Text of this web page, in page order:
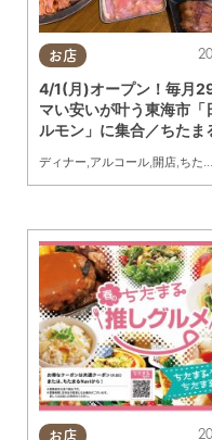
知多市,半田市
お店
4/1(月)オープン！毎月
マい安いが叶う東海市「
ルモン」に集合／ちたま
ディナー,アルコール,開店,ちたまる広告
お店